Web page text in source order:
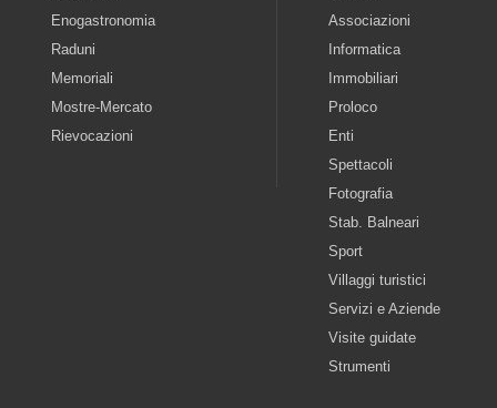
Enogastronomia
Raduni
Memoriali
Mostre-Mercato
Rievocazioni
Associazioni
Informatica
Immobiliari
Proloco
Enti
Spettacoli
Fotografia
Stab. Balneari
Sport
Villaggi turistici
Servizi e Aziende
Visite guidate
Strumenti